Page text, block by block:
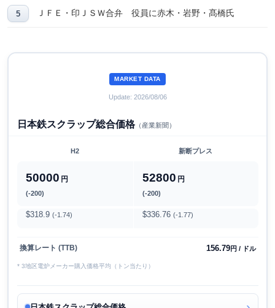
ＪＦＥ・印ＪＳＷ合弁 役員に赤木・岩野・髙橋氏
MARKET DATA
Update: 2026/08/06
日本鉄スクラップ総合価格（産業新聞）
H2 新断プレス
50000 円
(-200)
52800 円
(-200)
$318.9 (-1.74) $336.76 (-1.77)
換算レート (TTB) 156.79円 / ドル
* 3地区電炉メーカー購入価格平均（トン当たり）